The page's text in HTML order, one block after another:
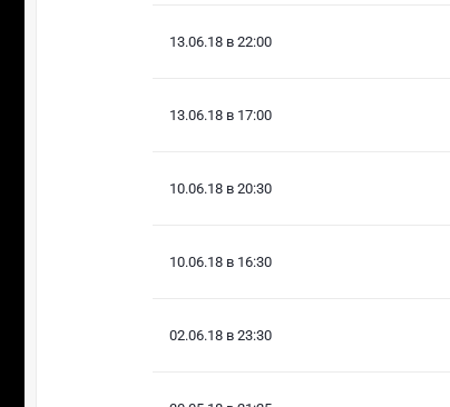
13.06.18 в 22:00
13.06.18 в 17:00
10.06.18 в 20:30
10.06.18 в 16:30
02.06.18 в 23:30